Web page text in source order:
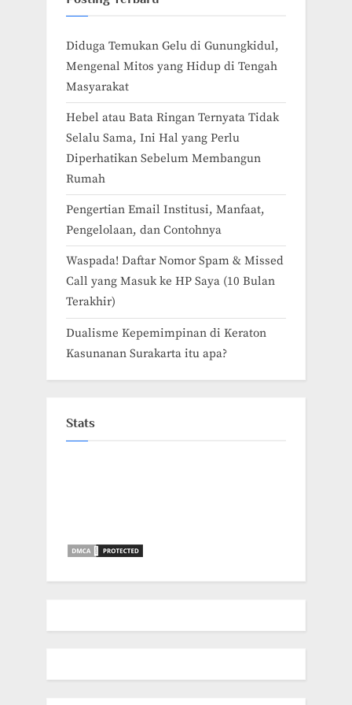
Diduga Temukan Gelu di Gunungkidul,
Mengenal Mitos yang Hidup di Tengah
Masyarakat
Hebel atau Bata Ringan Ternyata Tidak
Selalu Sama, Ini Hal yang Perlu
Diperhatikan Sebelum Membangun
Rumah
Pengertian Email Institusi, Manfaat,
Pengelolaan, dan Contohnya
Waspada! Daftar Nomor Spam & Missed
Call yang Masuk ke HP Saya (10 Bulan
Terakhir)
Dualisme Kepemimpinan di Keraton
Kasunanan Surakarta itu apa?
Stats